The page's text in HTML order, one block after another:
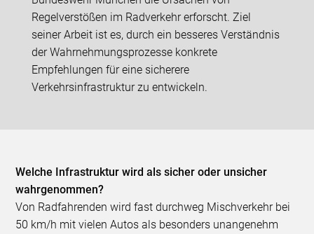
Regelverstößen im Radverkehr erforscht. Ziel
seiner Arbeit ist es, durch ein besseres Verständnis
der Wahrnehmungsprozesse konkrete
Empfehlungen für eine sicherere
Verkehrsinfrastruktur zu entwickeln.
Welche Infrastruktur wird als sicher oder unsicher
wahrgenommen?
Von Radfahrenden wird fast durchweg Mischverkehr bei
50 km/h mit vielen Autos als besonders unangenehm